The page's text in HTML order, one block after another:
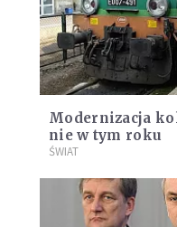
Modernizacja
nie w tym roku
ŚWIAT